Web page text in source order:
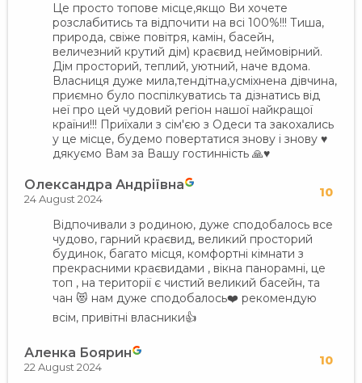
Це просто топове місце,якщо Ви хочете
розслабитись та відпочити на всі 100%!!! Тиша,
природа, свіже повітря, камін, басейн,
величезний крутий дім) краєвид неймовірний.
Дім просторий, теплий, уютний, наче вдома.
Власниця дуже мила,тендітна,усміхнена дівчина,
приємно було поспілкуватись та дізнатись від
неї про цей чудовий регіон нашої найкращої
країни!!! Приїхали з сім'єю з Одеси та закохались
у це місце, будемо повертатися знову і знову ♥️
дякуємо Вам за Вашу гостинність 🙏♥️
Олександра Андріївна 10
24 August 2024
Відпочивали з родиною, дуже сподобалось все
чудово, гарний краєвид, великий просторий
будинок, багато місця, комфортні кімнати з
прекрасними краєвидами , вікна панорамні, це
топ , на території є чистий великий басейн, та
чан 😻 нам дуже сподобалось❤️ рекомендую
всім, привітні власники👍
Аленка Боярин 10
22 August 2024